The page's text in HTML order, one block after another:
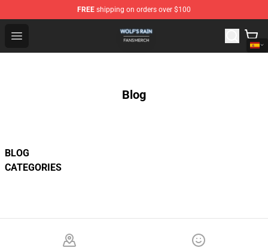
FREE shipping on orders over $100
Open menu
Wolf's Rain Shop - Official Wolf's Rain Merchandise Store
Blog
BLOG
CATEGORIES